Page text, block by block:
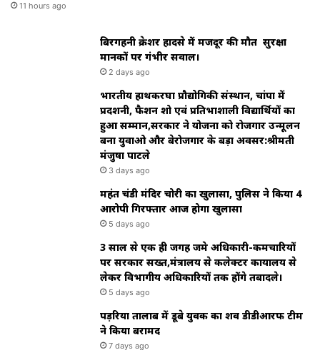
11 hours ago
बिरगहनी क्रेशर हादसे में मजदूर की मौत सुरक्षा
मानकों पर गंभीर सवाल।
2 days ago
भारतीय हाथकरघा प्रौद्योगिकी संस्थान, चांपा में
प्रदर्शनी, फैशन शो एवं प्रतिभाशाली विद्यार्थियों का
हुआ सम्मान,सरकार ने योजना को रोजगार उन्मूलन
बना युवाओ और बेरोजगार के बड़ा अवसर:श्रीमती
मंजुषा पाटले
3 days ago
महंत चंडी मंदिर चोरी का खुलासा, पुलिस ने किया 4
आरोपी गिरफ्तार आज होगा खुलासा
5 days ago
3 साल से एक ही जगह जमे अधिकारी-कर्मचारियों
पर सरकार सख्त,मंत्रालय से कलेक्टर कार्यालय से
लेकर विभागीय अधिकारियों तक होंगे तबादले।
5 days ago
पड़रिया तालाब में डूबे युवक का शव डीडीआरफ टीम
ने किया बरामद
7 days ago